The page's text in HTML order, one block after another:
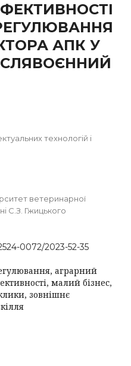
АПК У
технологій і
ветеринарної
С.З. Гжицького
0072/2023-52-35
аграрний
малий бізнес,
зовнішнє